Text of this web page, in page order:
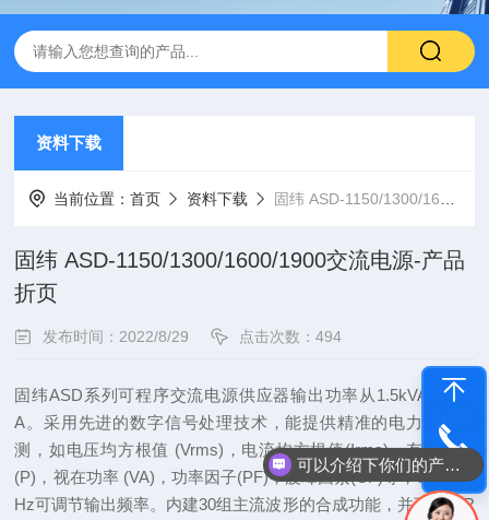
资料下载
当前位置：首页 资料下载 固纬 ASD-1150/1300/1600/1900交流电源-产品折页
固纬 ASD-1150/1300/1600/1900交流电源-产品
折页
发布时间：2022/8/29 点击次数：494
固纬ASD系列可程序交流电源供应器输出功率从1.5kVA到9kV
A。采用先进的数字信号处理技术，能提供精准的电力参数量
测，如电压均方根值 (Vrms)，电流均方根值(Irms)，有功功率
(P)，视在功率 (VA)，功率因子(PF)，波峰因素(CF)等，30-1000
Hz可调节输出频率。内建30组主流波形的合成功能，并可通过R
电话咨询
可以介绍下你们的产品么
现在有优惠活动吗